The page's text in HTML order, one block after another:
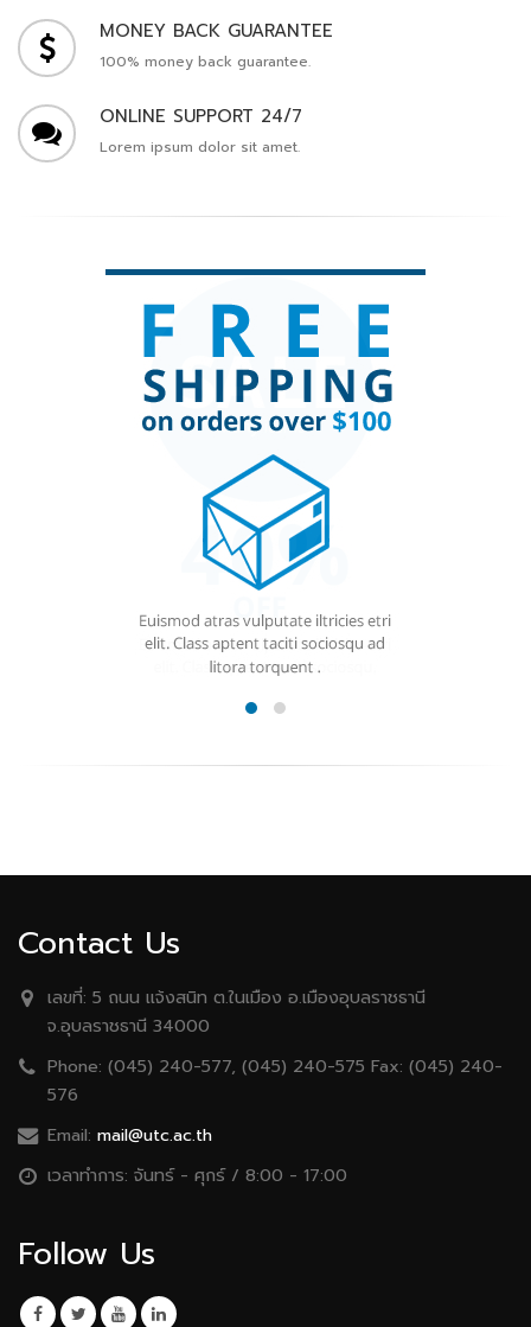
MONEY BACK GUARANTEE
100% money back guarantee.
ONLINE SUPPORT 24/7
Lorem ipsum dolor sit amet.
Contact Us
เลขที่: 5 ถนน เเจ้งสนิท ต.ในเมือง อ.เมืองอุบลราชธานี
จ.อุบลราชธานี 34000
Phone: (045) 240-577, (045) 240-575 Fax: (045) 240-
576
Email: mail@utc.ac.th
เวลาทำการ: จันทร์ - ศุกร์ / 8:00 - 17:00
Follow Us